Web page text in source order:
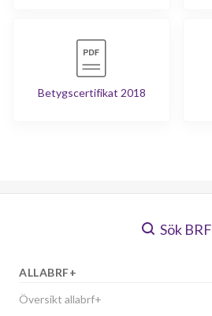
Betygscertifikat 2018
Sök BRF
ALLABRF+
Översikt allabrf+